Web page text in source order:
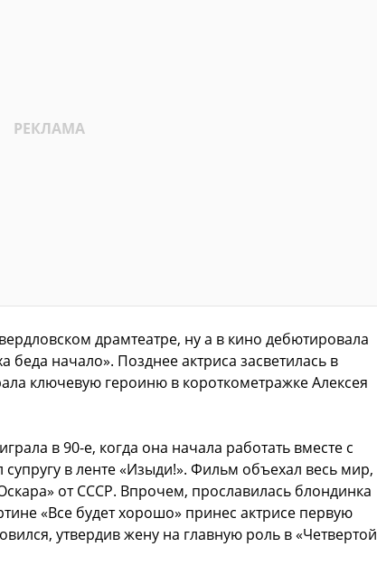
драмтеатре, ну а в кино дебютировала
беда начало». Позднее актриса засветилась в
ключевую героиню в короткометражке Алексея
в 90-е, когда она начала работать вместе с
в ленте «Изыди!». Фильм объехал весь мир,
от СССР. Впрочем, прославилась блондинка
«Все будет хорошо» принес актрисе первую
утвердив жену на главную роль в «Четвертой